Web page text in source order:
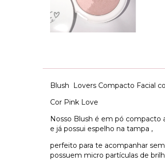
Blush Lovers Compacto Facial
Cor Pink Love
Nosso Blush é em pó
e já possui espelho na tampa ,
perfeito para te acompanhar
possuem micro partículas de